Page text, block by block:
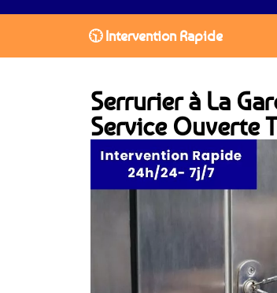
🕥 Intervention Rapide
Serrurier à La
Service Ouverte